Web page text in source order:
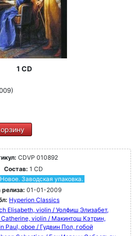
1 CD
CDVP 010892
Состав: 1 CD
Новое. Заводская упаковка.
релиза: 01-01-2009
Hyperion Classics
Elisabeth, violin / Уолфиш Элизабет,
violin / Макинтош Кэтрин,
Paul, oboe / Гудвин Пол, гобой